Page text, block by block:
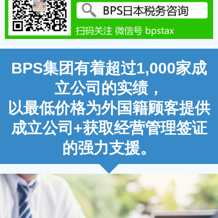
BPS集团有着超过1,000家成
立公司的实绩，
以最低价格为外国籍顾客提供
成立公司+获取经营管理签证
的强力支援。